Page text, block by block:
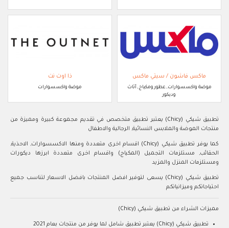
ماكس فاشون / سيتي ماكس
موضة واكسسوارات, عطور ومكياج, أثاث
وديكور
ذا اوت نت
موضة واكسسوارات
تطبيق شيكي (Chicy) يعتبر تطبيق متخصص في تقديم مجموعة كبيرة ومميزة من
منتجات الموضة والملابس النسائية, الرجالية والاطفال
كما يوفر تطبيق شيكي (Chicy) اقسام اخرى متعددة ومنها الاكسسوارات, الاحذية,
الحقائب, مستلزمات التجميل (المكياج) واقسام اخرى متعددة ابرزها ديكورات
ومستلزمات المنزل والمزيد
تطبيق شيكي (Chicy) يسعى لتوفير افضل المنتجات بافضل الاسعار لتناسب جميع
احتياجاتكم وميزانياتكم
مميزات الشراء من تطبيق شيكي (Chicy)
تطبيق شيكي (Chicy) يعتبر تطبيق شامل لما يوفر من منتجات بعام 2021